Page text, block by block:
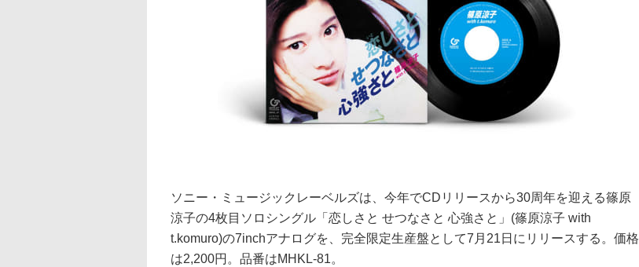
ソニー・ミュージックレーベルズは、今年でCDリリースから30周年を迎える篠原
涼子の4枚目ソロシングル「恋しさと せつなさと 心強さと」(篠原涼子 with
t.komuro)の7inchアナログを、完全限定生産盤として7月21日にリリースする。価格
は2,200円。品番はMHKL-81。